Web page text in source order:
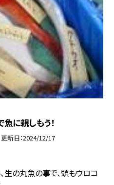
に親しもう！
更新日 2024/12/17
生の丸魚の事で、頭もウロコ